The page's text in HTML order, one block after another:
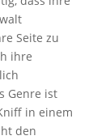
Seite zu
ihre
Genre ist
in einem
den